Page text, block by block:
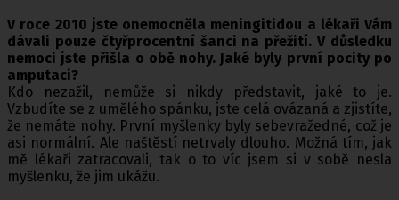
V roce 2010 jste onemocněla meningitidou a lékaři Vám
dávali pouze čtyřprocentní šanci na přežití. V důsledku
nemoci jste přišla o obě nohy. Jaké byly první pocity po
amputaci?
Kdo nezažil, nemůže si nikdy představit, jaké to je.
Vzbudíte se z umělého spánku, jste celá ovázaná a zjistíte,
že nemáte nohy. První myšlenky byly sebevražedné, což je
asi normální. Ale naštěstí netrvaly dlouho. Možná tím, jak
mě lékaři zatracovali, tak o to víc jsem si v sobě nesla
myšlenku, že jim ukážu.